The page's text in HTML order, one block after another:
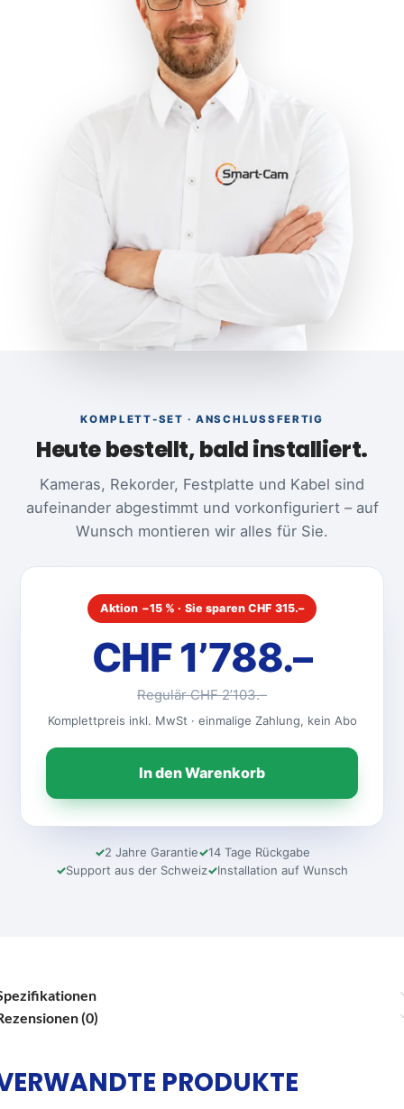
KOMPLETT-SET · ANSCHLUSSFERTIG
Heute bestellt, bald installiert.
Kameras, Rekorder, Festplatte und Kabel sind
aufeinander abgestimmt und vorkonfiguriert – auf
Wunsch montieren wir alles für Sie.
Aktion −15 % · Sie sparen CHF 315.–
CHF 1’788.–
Regulär CHF 2’103.–
Komplettpreis inkl. MwSt · einmalige Zahlung, kein Abo
In den Warenkorb
2 Jahre Garantie
14 Tage Rückgabe
Support aus der Schweiz
Installation auf Wunsch
(0)
PRODUKTE